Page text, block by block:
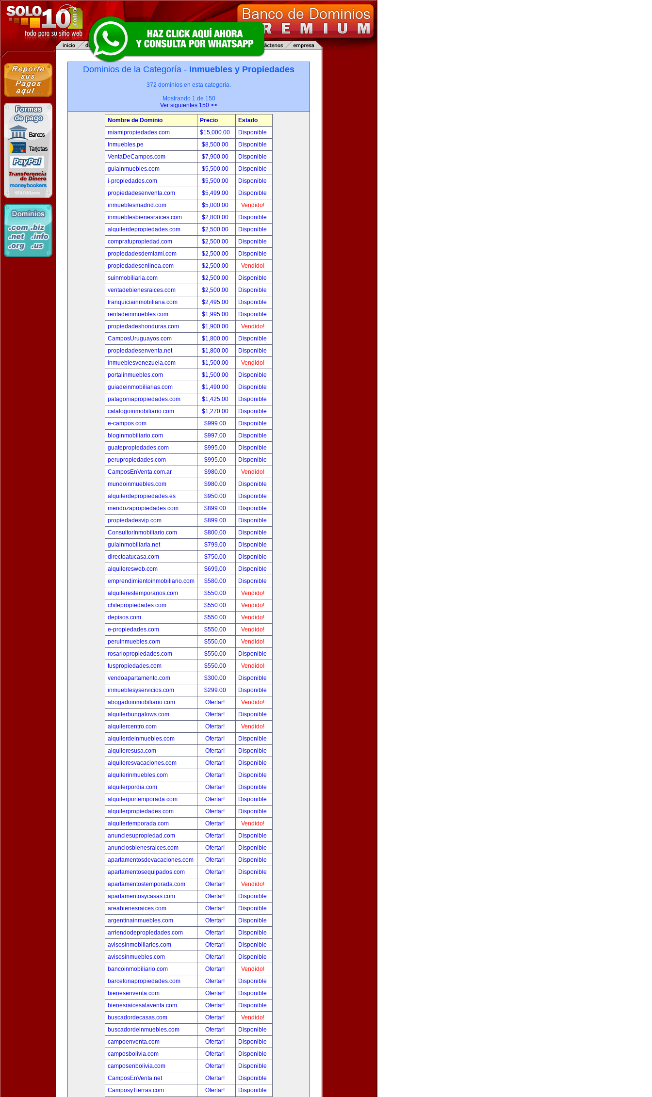
Dominios de la Categoría - Inmuebles y Propiedades
372 dominios en esta categoría.
Mostrando 1 de 150
Ver siguientes 150 >>
Nombre de Dominio Precio
Estado
miamipropiedades.com
$15,000.00
Disponible
Inmuebles.pe
$8,500.00
Disponible
VentaDeCampos.com
$7,900.00
Disponible
guiainmuebles.com
$5,500.00
Disponible
i-propiedades.com
$5,500.00
Disponible
propiedadesenventa.com
$5,499.00
Disponible
inmueblesmadrid.com
$5,000.00
Vendido!
inmueblesbienesraices.com
$2,800.00
Disponible
alquilerdepropiedades.com
$2,500.00
Disponible
compratupropiedad.com
$2,500.00
Disponible
propiedadesdemiami.com
$2,500.00
Disponible
propiedadesenlinea.com
$2,500.00
Vendido!
suinmobiliaria.com
$2,500.00
Disponible
ventadebienesraices.com
$2,500.00
Disponible
franquiciainmobiliaria.com
$2,495.00
Disponible
rentadeinmuebles.com
$1,995.00
Disponible
propiedadeshonduras.com
$1,900.00
Vendido!
CamposUruguayos.com
$1,800.00
Disponible
propiedadesenventa.net
$1,800.00
Disponible
inmueblesvenezuela.com
$1,500.00
Vendido!
portalinmuebles.com
$1,500.00
Disponible
guiadeinmobiliarias.com
$1,490.00
Disponible
patagoniapropiedades.com
$1,425.00
Disponible
catalogoinmobiliario.com
$1,270.00
Disponible
e-campos.com
$999.00
Disponible
bloginmobiliario.com
$997.00
Disponible
guatepropiedades.com
$995.00
Disponible
perupropiedades.com
$995.00
Disponible
CamposEnVenta.com.ar
$980.00
Vendido!
mundoinmuebles.com
$980.00
Disponible
alquilerdepropiedades.es
$950.00
Disponible
mendozapropiedades.com
$899.00
Disponible
propiedadesvip.com
$899.00
Disponible
ConsultorInmobiliario.com
$800.00
Disponible
guiainmobiliaria.net
$799.00
Disponible
directoatucasa.com
$750.00
Disponible
alquileresweb.com
$699.00
Disponible
emprendimientoinmobiliario.com
$580.00
Disponible
alquilerestemporarios.com
$550.00
Vendido!
chilepropiedades.com
$550.00
Vendido!
depisos.com
$550.00
Vendido!
e-propiedades.com
$550.00
Vendido!
peruinmuebles.com
$550.00
Vendido!
rosariopropiedades.com
$550.00
Disponible
tuspropiedades.com
$550.00
Vendido!
vendoapartamento.com
$300.00
Disponible
inmueblesyservicios.com
$299.00
Disponible
abogadoinmobiliario.com
Ofertar!
Vendido!
alquilerbungalows.com
Ofertar!
Disponible
alquilercentro.com
Ofertar!
Vendido!
alquilerdeinmuebles.com
Ofertar!
Disponible
alquileresusa.com
Ofertar!
Disponible
alquileresvacaciones.com
Ofertar!
Disponible
alquilerinmuebles.com
Ofertar!
Disponible
alquilerpordia.com
Ofertar!
Disponible
alquilerportemporada.com
Ofertar!
Disponible
alquilerpropiedades.com
Ofertar!
Disponible
alquilertemporada.com
Ofertar!
Vendido!
anunciesupropiedad.com
Ofertar!
Disponible
anunciosbienesraices.com
Ofertar!
Disponible
apartamentosdevacaciones.com
Ofertar!
Disponible
apartamentosequipados.com
Ofertar!
Disponible
apartamentostemporada.com
Ofertar!
Vendido!
apartamentosycasas.com
Ofertar!
Disponible
areabienesraices.com
Ofertar!
Disponible
argentinainmuebles.com
Ofertar!
Disponible
arriendodepropiedades.com
Ofertar!
Disponible
avisosinmobiliarios.com
Ofertar!
Disponible
avisosinmuebles.com
Ofertar!
Disponible
bancoinmobiliario.com
Ofertar!
Vendido!
barcelonapropiedades.com
Ofertar!
Disponible
bienesenventa.com
Ofertar!
Disponible
bienesraicesalaventa.com
Ofertar!
Disponible
buscadordecasas.com
Ofertar!
Vendido!
buscadordeinmuebles.com
Ofertar!
Disponible
campoenventa.com
Ofertar!
Disponible
camposbolivia.com
Ofertar!
Disponible
camposenbolivia.com
Ofertar!
Disponible
CamposEnVenta.net
Ofertar!
Disponible
CamposyTierras.com
Ofertar!
Disponible